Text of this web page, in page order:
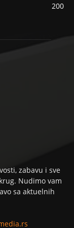
200
zabavu i sve
Nudimo vam
sa aktuelnih